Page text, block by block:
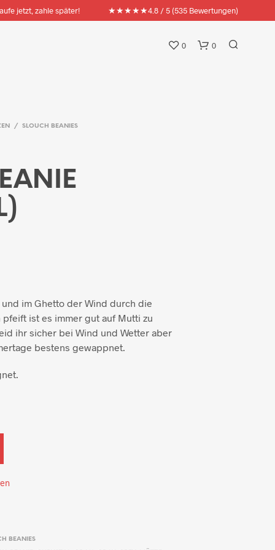
jetzt, zahle später! ★★★★★4.8 / 5 (535 Bewertungen)
0 0
/ SLOUCH BEANIES
im Ghetto der Wind durch die
ist es immer gut auf Mutti zu
ihr sicher bei Wind und Wetter aber
bestens gewappnet.
BEANIES